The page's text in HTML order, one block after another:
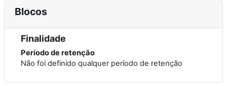
Blocos
Finalidade
Período de retenção
Não foi definido qualquer período de retenção